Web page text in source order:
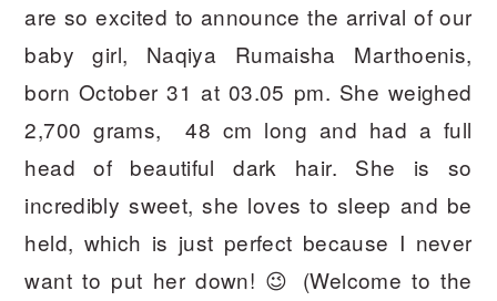
are so excited to announce the arrival of our
baby girl, Naqiya Rumaisha Marthoenis,
born October 31 at 03.05 pm. She weighed
2,700 grams, 48 cm long and had a full
head of beautiful dark hair. She is so
incredibly sweet, she loves to sleep and be
held, which is just perfect because I never
want to put her down! 😉 (Welcome to the